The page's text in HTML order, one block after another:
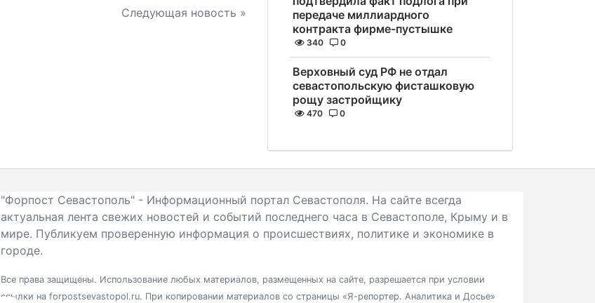
Следующая новость »
передаче миллиардного
контракта фирме-пустышке
340 0
Верховный суд РФ не отдал
севастопольскую фисташковую
рощу застройщику
470 0
"Форпост Севастополь" - Информационный портал Севастополя. На сайте всегда
актуальная лента свежих новостей и событий последнего часа в Севастополе, Крыму и в
мире. Публикуем проверенную информация о происшествиях, политике и экономике в
городе.
Все права защищены. Использование любых материалов, размещенных на сайте, разрешается при условии
ссылки на forpostsevastopol.ru. При копировании материалов со страницы «Я-репортер. Аналитика и Досье»